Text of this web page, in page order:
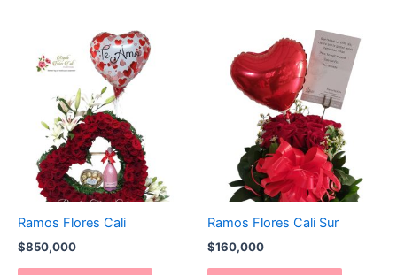
Ramos Flores Cali
$850,000
Ramos Flores Cali Sur
$160,000